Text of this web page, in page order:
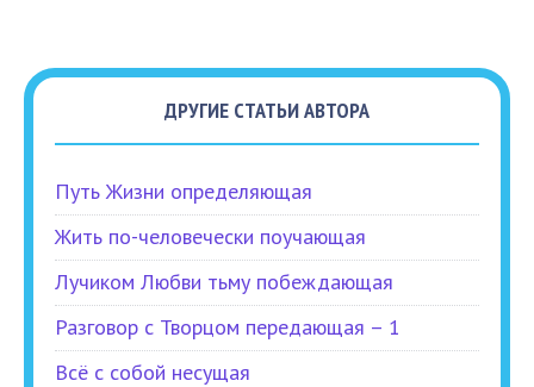
ДРУГИЕ СТАТЬИ АВТОРА
Путь Жизни определяющая
Жить по-человечески поучающая
Лучиком Любви тьму побеждающая
Разговор с Творцом передающая – 1
Всё с собой несущая